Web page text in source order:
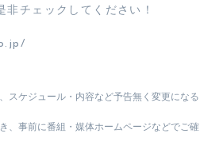
非チェックしてください！
スケジュール・内容など予告無く変更になる
、事前に番組・媒体ホームページなどでご確